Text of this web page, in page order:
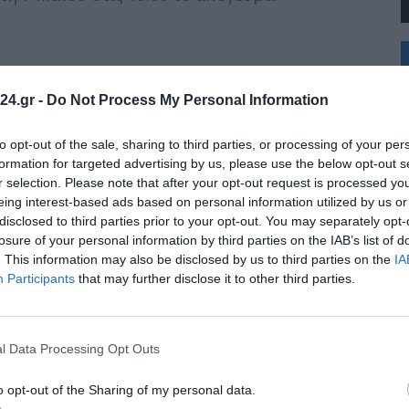
- Do Not Process My Personal Information
opt-out of the sale, sharing to third parties, or processing of your
for targeted advertising by us, please use the below opt-out
selection. Please note that after your opt-out request is processed
interest-based ads based on personal information utilized by us
to third parties prior to your opt-out. You may separately
of your personal information by third parties on the IAB’s list of
This information may also be disclosed by us to third parties on the
Participants that may further disclose it to other third parties.
Data Processing Opt Outs
opt-out of the Sharing of my personal data.
Πολιτικής .
Αγωγής .
Υποψήφια Διδακτόρισσα Πανεπιστημίου
Λόγου και Τέχνης, Θεατρική Συγγραφέας .
με τον νεαρό ήρωα αυτής της μικρής
με φόντο τη μοναδική θέα
+
°